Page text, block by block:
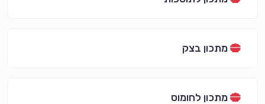
מתכון בצק
מתכון לחומוס